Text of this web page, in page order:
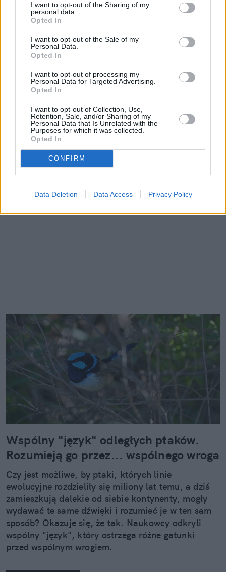
I want to opt-out of the Sharing of my
personal data.
Opted In
I want to opt-out of the Sale of my
Personal Data.
Opted In
I want to opt-out of processing my
Personal Data for Targeted Advertising.
Opted In
I want to opt-out of Collection, Use,
Retention, Sale, and/or Sharing of my
Personal Data that Is Unrelated with the
Purposes for which it was collected.
Opted In
CONFIRM
Data Deletion Data Access Privacy Policy
Wspólny "język" odległych ptaków.
Rozumieją go przez... wspólnego wroga
Czy jest możliwe, by ptaki, których linie
ewolucyjne rozdzieliły się miliony lat temu, a dziś
zamieszkują dalekie od siebie kontynenty, mogły
wydawać te same dźwięki i rozumieć je w ten sam
sposób? Okazuje się, że tak. Naukowcy odkryli
wspólny "język", który ostrzega różne gatunki
przed wspólnym wrogiem.